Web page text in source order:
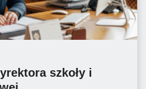
szkoły i